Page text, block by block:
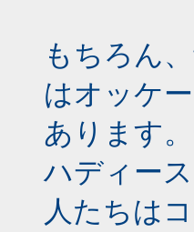
もちろん
はオッケ
あります
ハディー
人たちは